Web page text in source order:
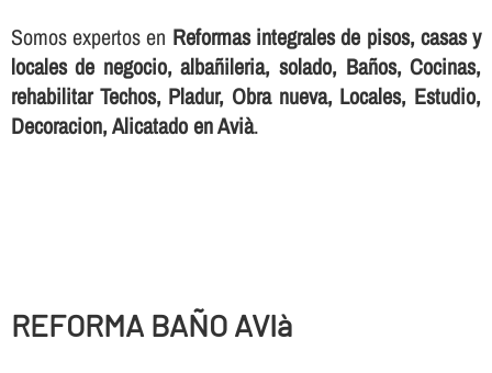
Somos expertos en Reformas integrales de pisos, casas y
locales de negocio, albañileria, solado, Baños, Cocinas,
rehabilitar Techos, Pladur, Obra nueva, Locales, Estudio,
Decoracion, Alicatado en Avià.
REFORMA BAÑO AVIà